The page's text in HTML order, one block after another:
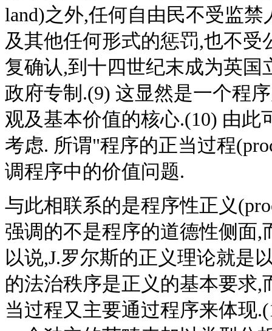
land)之外,任何自由民不受监
及其他任何形式的惩罚,也不
复确认,到十四世纪末成为英
政府专制.(9) 这显然是一个程
观及基本价值的核心.(10) 由
考虑. 所谓"程序的正当过程
调程序中的价值问题.
与此相联系的是程序性正义
强调的不是程序的道德性侧面
以说,J.罗尔斯的正义理论就是
的法治秩序是正义的基本要求
当过程又主要通过程序来体现